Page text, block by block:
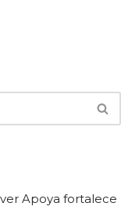
Apoya fortalece